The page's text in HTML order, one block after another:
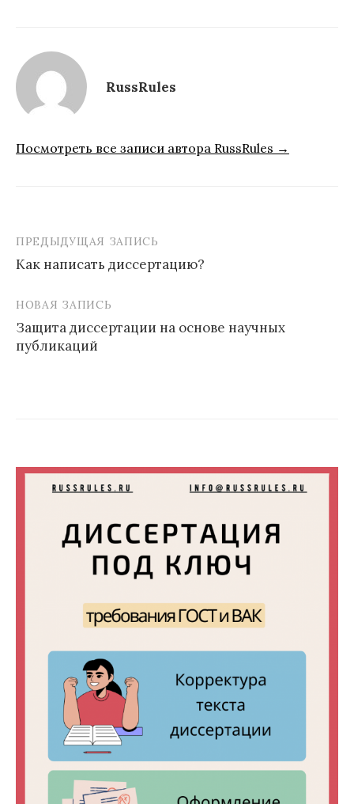
RussRules
Посмотреть все записи автора RussRules →
Навигация
по
записям
ПРЕДЫДУЩАЯ ЗАПИСЬ
Как написать диссертацию?
НОВАЯ ЗАПИСЬ
Защита диссертации на основе научных
публикаций